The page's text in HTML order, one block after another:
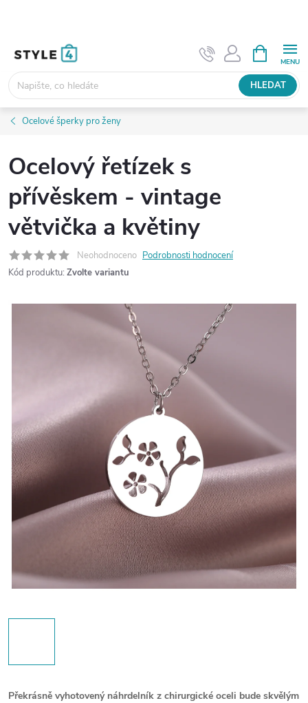
HLEDAT
NÁKUPNÍ
KOŠÍK
Ocelové šperky pro ženy
Ocelový řetízek s
přívěskem - vintage
větvička a květiny
Neohodnoceno Podrobnosti hodnocení
Kód produktu: Zvolte variantu
Překrásně vyhotovený náhrdelník z chirurgické oceli bude skvělým